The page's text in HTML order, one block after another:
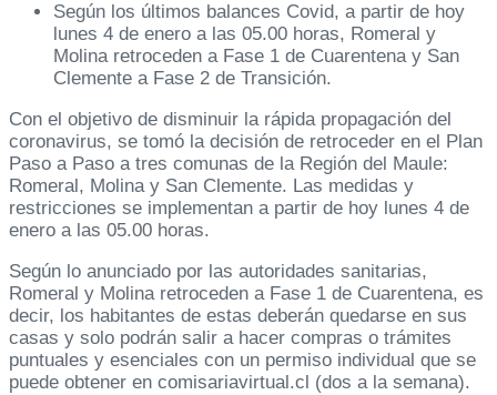
Según los últimos balances Covid, a partir de hoy
lunes 4 de enero a las 05.00 horas, Romeral y
Molina retroceden a Fase 1 de Cuarentena y San
Clemente a Fase 2 de Transición.
Con el objetivo de disminuir la rápida propagación del
coronavirus, se tomó la decisión de retroceder en el Plan
Paso a Paso a tres comunas de la Región del Maule:
Romeral, Molina y San Clemente. Las medidas y
restricciones se implementan a partir de hoy lunes 4 de
enero a las 05.00 horas.
Según lo anunciado por las autoridades sanitarias,
Romeral y Molina retroceden a Fase 1 de Cuarentena, es
decir, los habitantes de estas deberán quedarse en sus
casas y solo podrán salir a hacer compras o trámites
puntuales y esenciales con un permiso individual que se
puede obtener en comisariavirtual.cl (dos a la semana).